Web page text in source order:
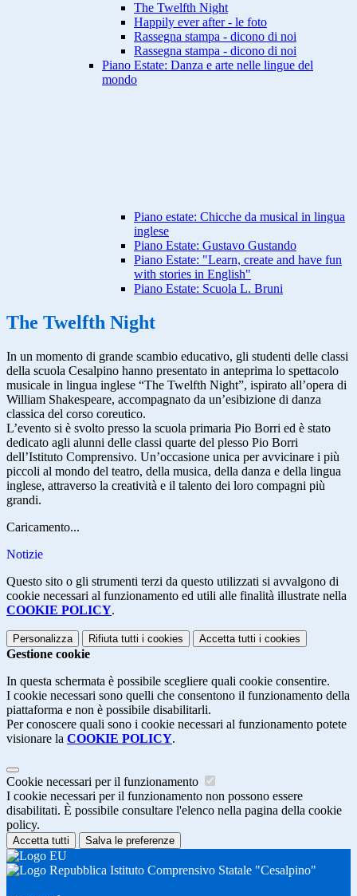
The Twelfth Night
Happily ever after - le foto
Rassegna stampa - dicono di noi
Rassegna stampa - dicono di noi
Piano Estate: Danza e arte nelle lingue del
mondo
Piano estate: Chicche da musical in lingua
inglese
Piano Estate: Gustavo Gustando
Piano Estate: "Learn, create and have fun
with stories in English"
Piano Estate: Scuola L. Bruni
The Twelfth Night
In un momento di grande scambio educativo, gli studenti delle classi
della scuola Cesalpino hanno presentato in anteprima lo spettacolo
musicale in lingua inglese “The Twelfth Night”, ispirato all’opera di
William Shakespeare, accompagnato da un’esibizione di danza
classica del corso coreutico.
L’evento si è svolto presso la scuola primaria Pio Borri ed è stato
dedicato agli alunni delle classi quarte del plesso Pio Borri
dell’Istituto Comprensivo. Un’occasione unica per avvicinare i più
piccoli al mondo del teatro, della musica, della danza e della lingua
inglese, attraverso la creatività e il talento dei loro compagni più
grandi.
Caricamento...
Notizie
Questo sito o gli strumenti terzi da questo utilizzati si avvalgono di
cookie necessari al funzionamento ed utili alle finalità illustrate nella
COOKIE POLICY.
Personalizza Rifiuta tutti i cookies Accetta tutti i cookies
Gestione cookie
In questa schermata è possibile scegliere quali cookie consentire.
I cookie necessari sono quelli che consentono il funzionamento della
piattaforma e non è possibile disabilitarli.
Per conoscere quali sono i cookie necessari al funzionamento potete
visionare la COOKIE POLICY.
Cookie necessari per il funzionamento
I cookie necessari per il funzionamento non possono essere
disabilitati. È possibile consultare l'elenco nella pagina della cookie
policy.
Accetta tutti Salva le preferenze
Istituto Comprensivo Statale "Cesalpino"